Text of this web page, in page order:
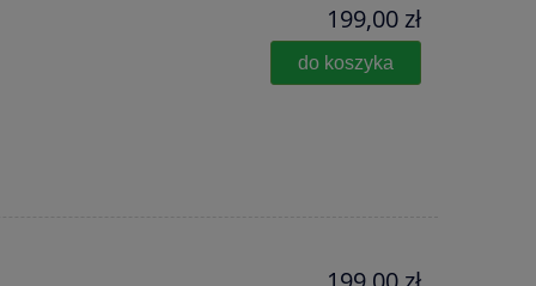
199,00 zł
do koszyka